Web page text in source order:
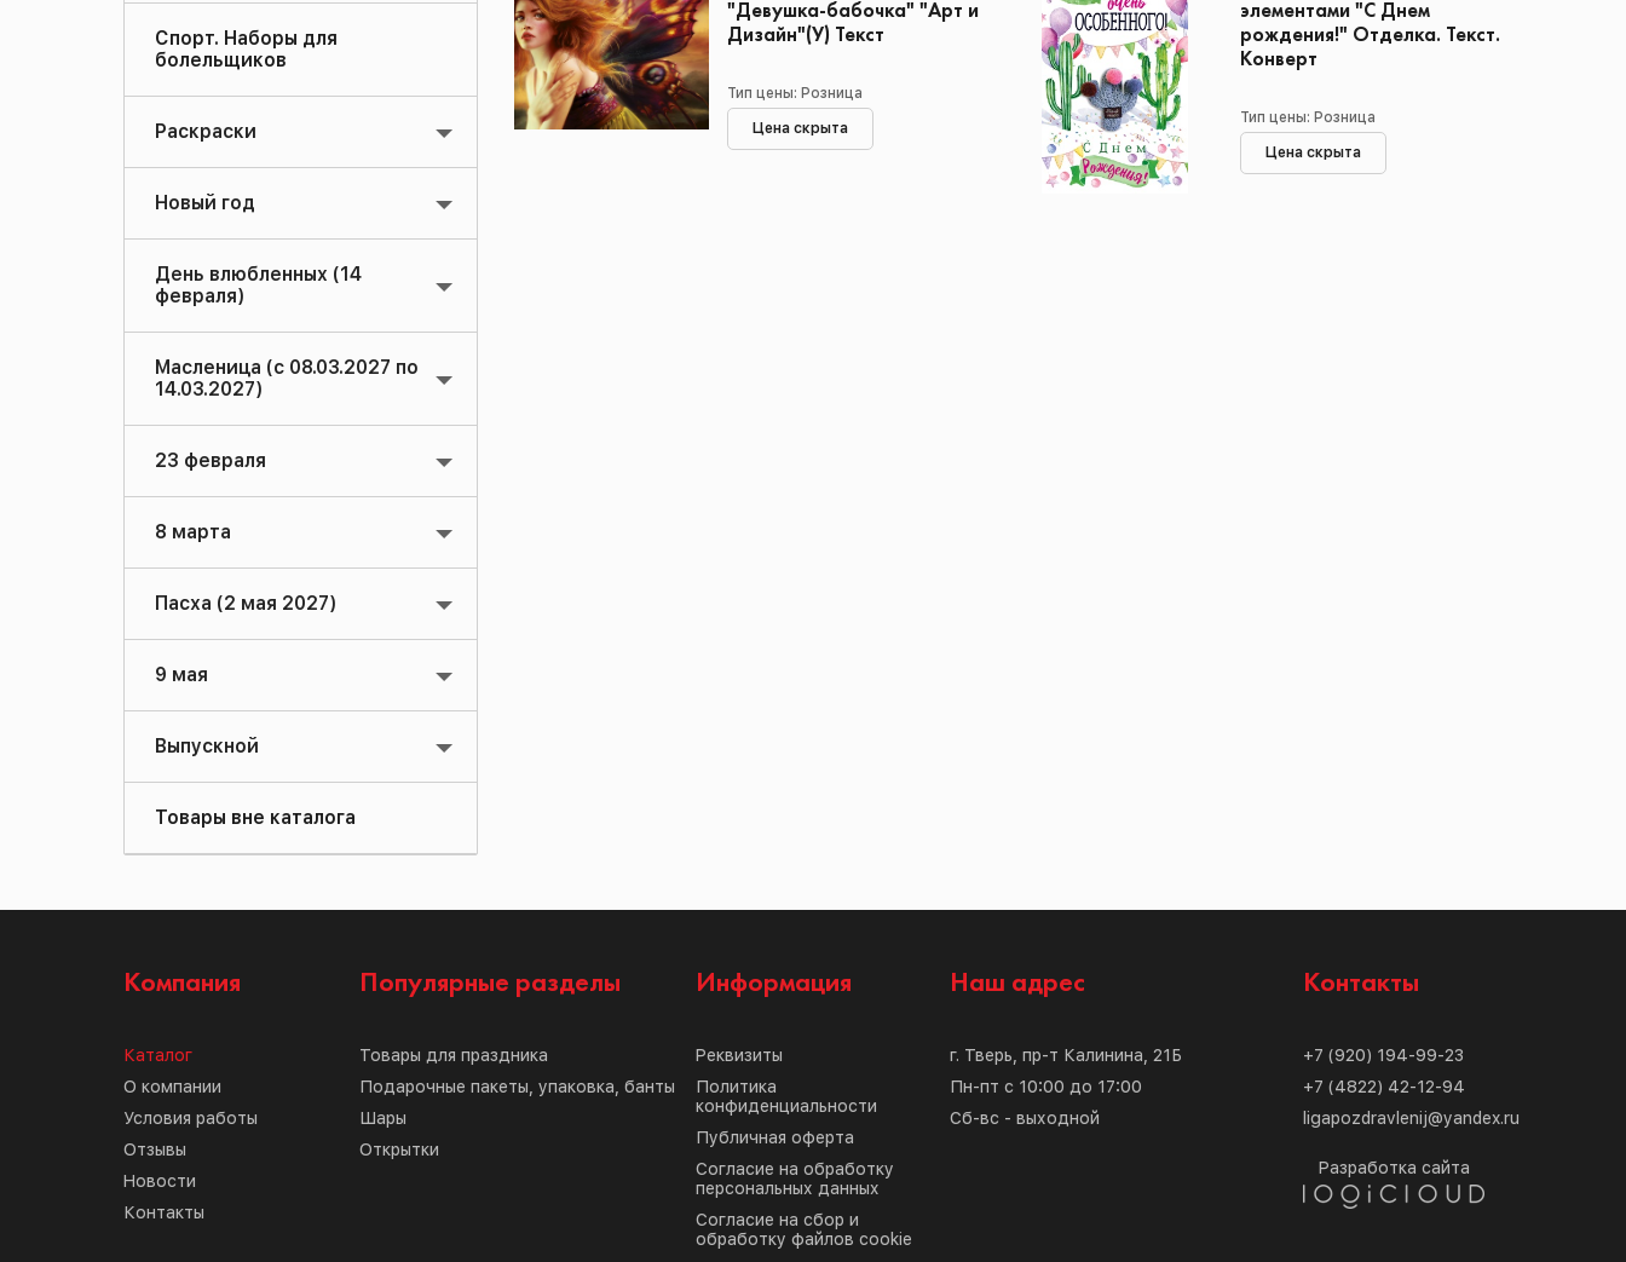
Спорт. Наборы для
болельщиков
Раскраски
Новый год
День влюбленных (14
февраля)
Масленица (с 08.03.2027 по
14.03.2027)
23 февраля
8 марта
Пасха (2 мая 2027)
9 мая
Выпускной
Товары вне каталога
"Девушка-бабочка" "Арт и
Дизайн"(У) Текст
Тип цены: Розница
Цена скрыта
элементами "С Днем
рождения!" Отделка. Текст.
Конверт
Тип цены: Розница
Цена скрыта
Компания
Каталог
О компании
Условия работы
Отзывы
Новости
Контакты
Популярные разделы
Товары для праздника
Подарочные пакеты, упаковка, банты
Шары
Открытки
Информация
Реквизиты
Политика
конфиденциальности
Публичная оферта
Согласие на обработку
персональных данных
Согласие на сбор и
обработку файлов cookie
Наш адрес
г. Тверь, пр-т Калинина, 21Б
Пн-пт с 10:00 до 17:00
Сб-вс - выходной
Контакты
+7 (920) 194-99-23
+7 (4822) 42-12-94
ligapozdravlenij@yandex.ru
Разработка сайта